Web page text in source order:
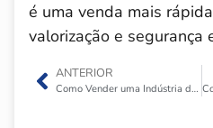
é uma venda mais
valorização e segurança
ANTERIOR
Como Vender uma Indústria de Componentes Automotivos?